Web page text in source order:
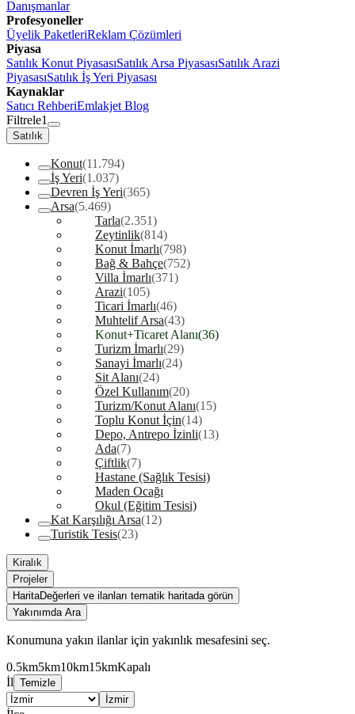
Danışmanlar
Profesyoneller
Üyelik PaketleriReklam Çözümleri
Piyasa
Satılık Konut PiyasasıSatılık Arsa PiyasasıSatılık Arazi
PiyasasıSatılık İş Yeri Piyasası
Kaynaklar
Satıcı RehberiEmlakjet Blog
Filtrele1
Satılık
Konut(11.794)
İş Yeri(1.037)
Devren İş Yeri(365)
Arsa(5.469)
Tarla(2.351)
Zeytinlik(814)
Konut İmarlı(798)
Bağ & Bahçe(752)
Villa İmarlı(371)
Arazi(105)
Ticari İmarlı(46)
Muhtelif Arsa(43)
Konut+Ticaret Alanı(36)
Turizm İmarlı(29)
Sanayi İmarlı(24)
Sit Alanı(24)
Özel Kullanım(20)
Turizm/Konut Alanı(15)
Toplu Konut İçin(14)
Depo, Antrepo İzinli(13)
Ada(7)
Çiftlik(7)
Hastane (Sağlık Tesisi)
Maden Ocağı
Okul (Eğitim Tesisi)
Kat Karşılığı Arsa(12)
Turistik Tesis(23)
Kiralık
Projeler
HaritaDeğerleri ve ilanları tematik haritada görün
Yakınımda Ara
Konumuna yakın ilanlar için yakınlık mesafesini seç.
0.5km5km10km15kmKapalı
İl Temizle
İzmir